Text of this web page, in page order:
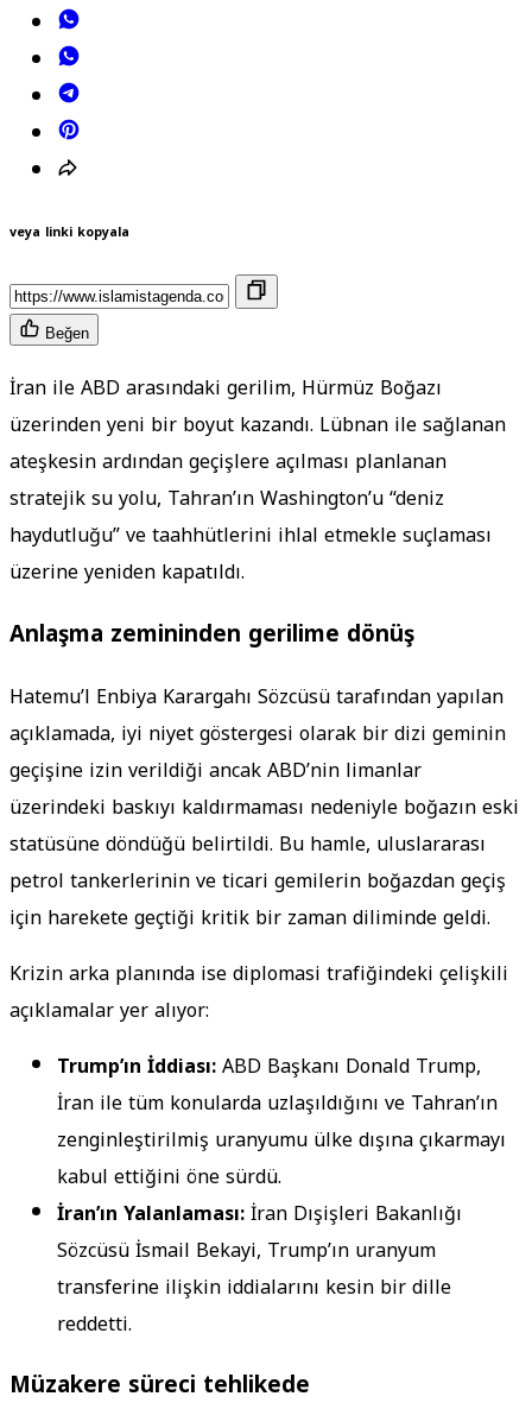
veya linki kopyala
Beğen
İran ile ABD arasındaki gerilim, Hürmüz Boğazı
üzerinden yeni bir boyut kazandı. Lübnan ile sağlanan
ateşkesin ardından geçişlere açılması planlanan
stratejik su yolu, Tahran’ın Washington’u “deniz
haydutluğu” ve taahhütlerini ihlal etmekle suçlaması
üzerine yeniden kapatıldı.
Anlaşma zemininden gerilime dönüş
Hatemu’l Enbiya Karargahı Sözcüsü tarafından yapılan
açıklamada, iyi niyet göstergesi olarak bir dizi geminin
geçişine izin verildiği ancak ABD’nin limanlar
üzerindeki baskıyı kaldırmaması nedeniyle boğazın eski
statüsüne döndüğü belirtildi. Bu hamle, uluslararası
petrol tankerlerinin ve ticari gemilerin boğazdan geçiş
için harekete geçtiği kritik bir zaman diliminde geldi.
Krizin arka planında ise diplomasi trafiğindeki çelişkili
açıklamalar yer alıyor:
Trump’ın İddiası:ABD Başkanı Donald Trump,
İran ile tüm konularda uzlaşıldığını ve Tahran’ın
zenginleştirilmiş uranyumu ülke dışına çıkarmayı
kabul ettiğini öne sürdü.
İran’ın Yalanlaması:İran Dışişleri Bakanlığı
Sözcüsü İsmail Bekayi, Trump’ın uranyum
transferine ilişkin iddialarını kesin bir dille
reddetti.
Müzakere süreci tehlikede